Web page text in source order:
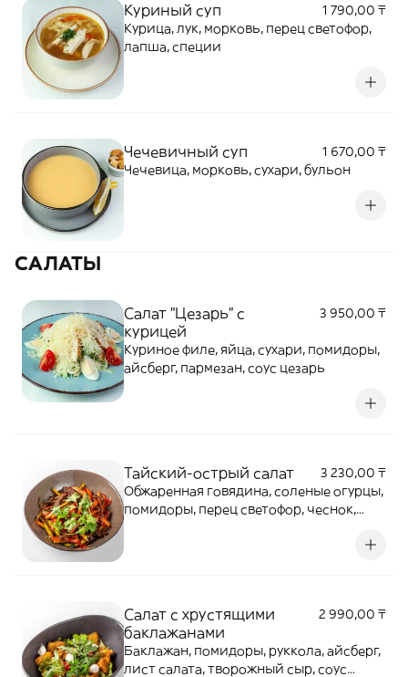
Куриный суп
1 790,00 ₸
Курица, лук, морковь, перец светофор,
лапша, специи
Чечевичный суп
1 670,00 ₸
Чечевица, морковь, сухари, бульон
САЛАТЫ
Салат "Цезарь" с
курицей
3 950,00 ₸
Куриное филе, яйца, сухари, помидоры,
айсберг, пармезан, соус цезарь
Тайский-острый салат
3 230,00 ₸
Обжаренная говядина, соленые огурцы,
помидоры, перец светофор, чеснок,
Салат с хрустящими
баклажанами
2 990,00 ₸
Баклажан, помидоры, руккола, айсберг,
лист салата, творожный сыр, соус